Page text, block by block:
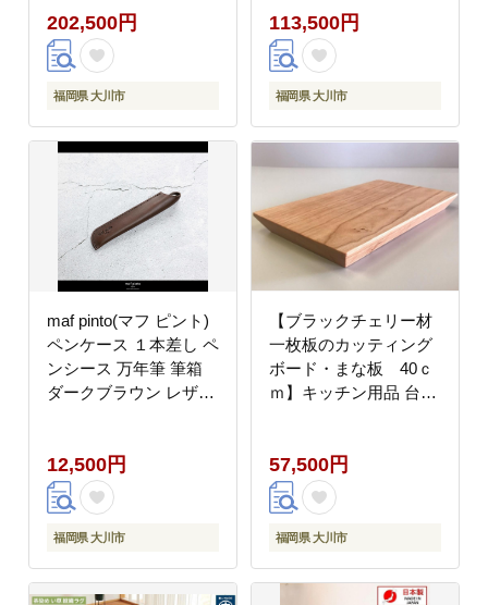
202,500円
福岡県 大川市
113,500円
福岡県 大川市
maf pinto(マフ ピント)
ペンケース １本差し ペ
ンシース 万年筆 筆箱
ダークブラウン レザー
12,500円
福岡県 大川市
【ブラックチェリー材
一枚板のカッティング
ボード・まな板 40ｃ
ｍ】キッチン用品 台所
日 誕生日 MUKU屋
MUFactory
57,500円
福岡県 大川市